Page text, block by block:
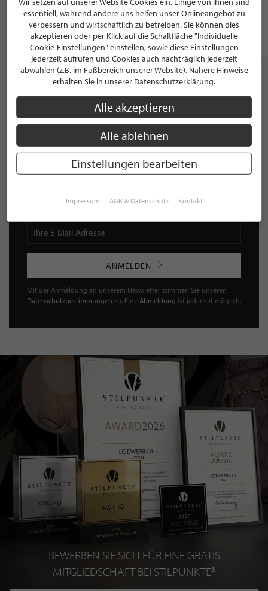
Nils Borstelmann
Hamburg, 5.0 / 5.0
NEWSLETTER
Bleiben Sie immer UP TO DATE! Melden Sie sich jetzt für
unseren STILPUNKTE®-Newsletter an und profitieren Sie
von exklusivenNeuigkeiten, TrendsundAngeboten
Mit der Anmeldung für unseren Newsletter stimmen Sie
ist jederzeit möglich.
ANMELDEN
Mit der Anmeldung an unserem Newsletter stimmen Sie unseren
Datenschutzbestimmungen zu. Eine Abmeldung ist jederzeit möglich.
BEWERBEN SIE SICH FÜR EINE GRATIS
MITGLIEDSCHAFT BEI STILPUNKTE®
essentiell, während andere uns helfen unser Onlineangebot zu
verbessern und wirtschaftlich zu betreiben. Sie können dies
akzeptieren oder per Klick auf die Schaltfläche "Individuelle
Cookie-Einstellungen" einstellen, sowie diese Einstellungen
jederzeit aufrufen und Cookies auch nachträglich jederzeit
abwählen (z.B. im Fußbereich unserer Website). Nähere Hinweise
erhalten Sie in unserer Datenschutzerklärung.
Alle akzeptieren
Alle ablehnen
Einstellungen bearbeiten
Impressum AGB & Datenschutz Kontakt